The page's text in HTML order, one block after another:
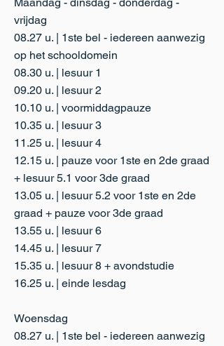
vrijdag
08.27 u. | 1ste bel - iedereen aanwezig
op het schooldomein
08.30 u. | lesuur 1
09.20 u. | lesuur 2
10.10 u. | voormiddagpauze
10.35 u. | lesuur 3
11.25 u. | lesuur 4
12.15 u. | pauze voor 1ste en 2de graad
+ lesuur 5.1 voor 3de graad
13.05 u. | lesuur 5.2 voor 1ste en 2de
graad + pauze voor 3de graad
13.55 u. | lesuur 6
14.45 u. | lesuur 7
15.35 u. | lesuur 8 + avondstudie
16.25 u. | einde lesdag
Woensdag
08.27 u. | 1ste bel - iedereen aanwezig